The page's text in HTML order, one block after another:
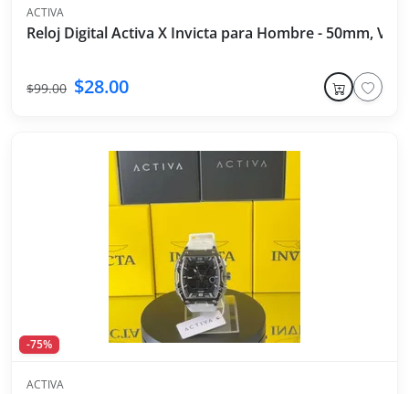
ACTIVA
Reloj Digital Activa X Invicta para Hombre - 50mm,
$99.00 $28.00
-75%
ACTIVA